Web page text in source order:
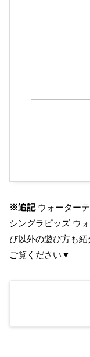
※追記ウォーター
シングラピッズ ウ
び以外の遊び方も
ご覧ください▼